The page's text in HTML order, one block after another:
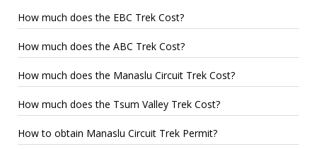
How much does the EBC Trek Cost?
How much does the ABC Trek Cost?
How much does the Manaslu Circuit Trek Cost?
How much does the Tsum Valley Trek Cost?
How to obtain Manaslu Circuit Trek Permit?